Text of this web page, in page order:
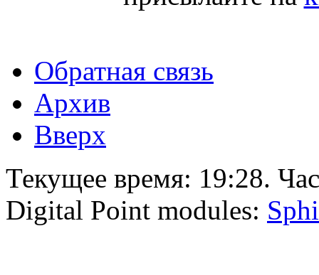
Обратная связь
Архив
Вверх
Текущее время: 19:28.
Digital Point modules: